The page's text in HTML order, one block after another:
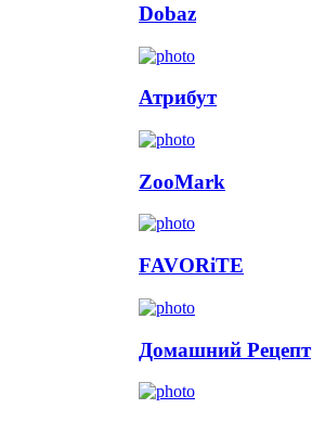
Dobaz
Атрибут
ZooMark
FAVORiTE
Домашний Рецепт